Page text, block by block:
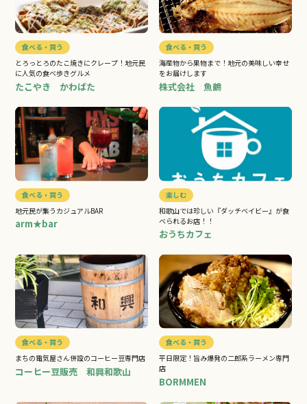
食べる・買う
とろっとろのたこ焼きにクレープ！地元民
に人気の食べ歩きグルメ
たこやき かわばた
食べる・買う
海産物から果物まで！地元の美味しい幸せ
をお届けします
株式会社 魚鶴
食べる・買う
地元民が集うカジュアルBAR
arm★bar
楽しむ
和歌山では珍しい『ダッチベイビー』が食
べられるお店！！
おうちカフェ
食べる・買う
まちの電気屋さん併設のコーヒー豆専門店
コーヒー豆販売 和興和歌山
食べる・買う
平日限定！旨み爆発の二郎系ラーメン専門
店
BORMMEN